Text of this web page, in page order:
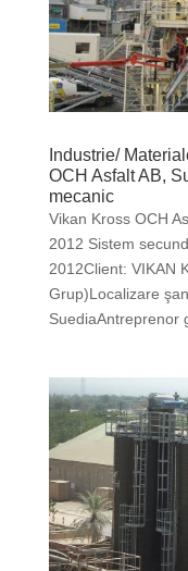
Industrie/
OCH Asfalt AB,
mecanic
Vikan Kross OCH
2012 Sistem
2012Client: VIKAN
Grup)Localizare
SuediaAntreprenor